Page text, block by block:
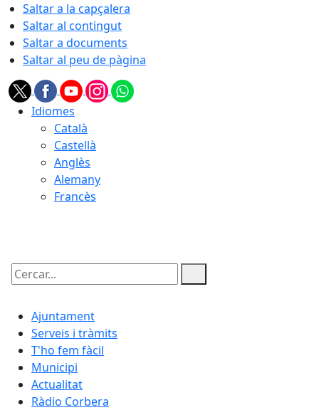
Saltar a la capçalera
Saltar al contingut
Saltar a documents
Saltar al peu de pàgina
Idiomes
Català
Castellà
Anglès
Alemany
Francès
Cercar:
Ajuntament
Serveis i tràmits
T'ho fem fàcil
Municipi
Actualitat
Ràdio Corbera